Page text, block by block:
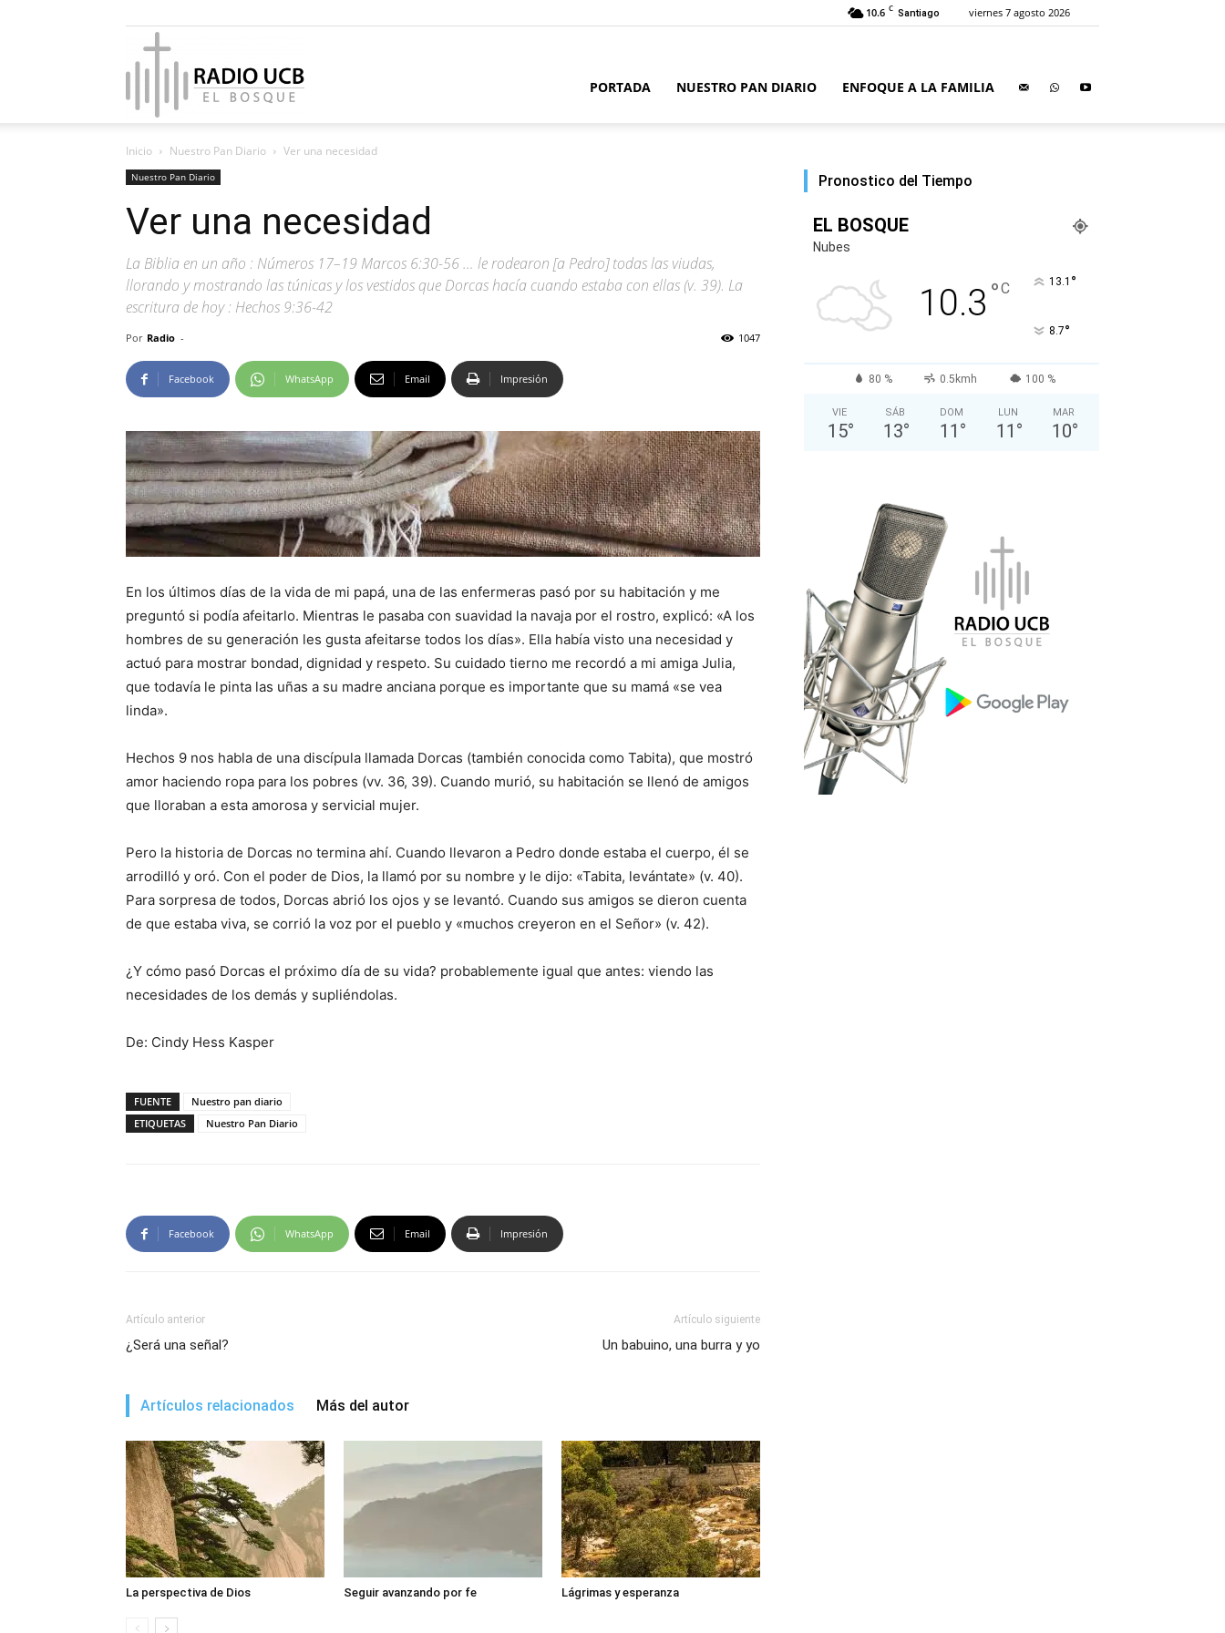
10.6 C Santiago viernes 7 agosto 2026
Radio
El
Bosque
PORTADA NUESTRO PAN DIARIO ENFOQUE A LA FAMILIA
Inicio Nuestro Pan Diario Ver una necesidad
Nuestro Pan Diario
Ver una necesidad
La Biblia en un año : Números 17–19 Marcos 6:30-56 … le rodearon [a Pedro] todas las viudas,
llorando y mostrando las túnicas y los vestidos que Dorcas hacía cuando estaba con ellas (v. 39). La
escritura de hoy : Hechos 9:36-42
Por Radio - 1047
Facebook WhatsApp Email Impresión
En los últimos días de la vida de mi papá, una de las enfermeras pasó por su habitación y me
preguntó si podía afeitarlo. Mientras le pasaba con suavidad la navaja por el rostro, explicó: «A los
hombres de su generación les gusta afeitarse todos los días». Ella había visto una necesidad y
actuó para mostrar bondad, dignidad y respeto. Su cuidado tierno me recordó a mi amiga Julia,
que todavía le pinta las uñas a su madre anciana porque es importante que su mamá «se vea
linda».
Hechos 9 nos habla de una discípula llamada Dorcas (también conocida como Tabita), que mostró
amor haciendo ropa para los pobres (vv. 36, 39). Cuando murió, su habitación se llenó de amigos
que lloraban a esta amorosa y servicial mujer.
Pero la historia de Dorcas no termina ahí. Cuando llevaron a Pedro donde estaba el cuerpo, él se
arrodilló y oró. Con el poder de Dios, la llamó por su nombre y le dijo: «Tabita, levántate» (v. 40).
Para sorpresa de todos, Dorcas abrió los ojos y se levantó. Cuando sus amigos se dieron cuenta
de que estaba viva, se corrió la voz por el pueblo y «muchos creyeron en el Señor» (v. 42).
¿Y cómo pasó Dorcas el próximo día de su vida? probablemente igual que antes: viendo las
necesidades de los demás y supliéndolas.
De: Cindy Hess Kasper
FUENTE
Nuestro pan diario
ETIQUETAS
Nuestro Pan Diario
Facebook WhatsApp Email Impresión
Artículo anterior
¿Será una señal?
Artículo siguiente
Un babuino, una burra y yo
Artículos relacionados Más del autor
La perspectiva de Dios Seguir avanzando por fe Lágrimas y esperanza
Pronostico del Tiempo
EL BOSQUE
Nubes
10.3 °C 13.1 °
8.7°
80 % 0.5kmh 100 %
VIE
15°
SÁB
13°
DOM
11 °
LUN
11 °
MAR
10°